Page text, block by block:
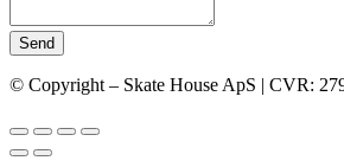
Send
© Copyright – Skate House ApS | CVR: